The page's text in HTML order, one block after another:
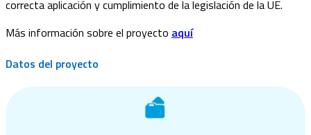
correcta aplicación y cumplimiento de la legislación de la UE.
Más información sobre el proyecto aquí
Datos del proyecto